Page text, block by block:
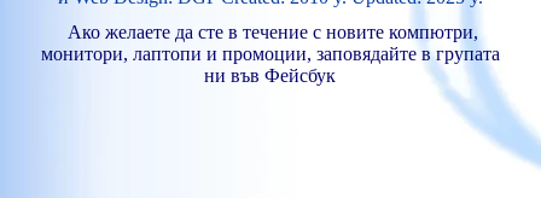
Ако желаете да сте в течение с новите компютри,
монитори, лаптопи и промоции, заповядайте в групата
ни във Фейсбук